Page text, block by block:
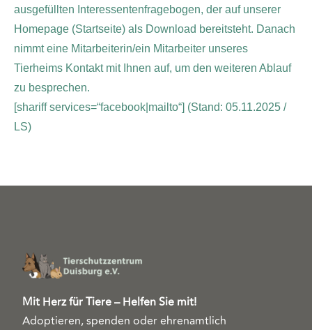
ausgefüllten Interessentenfragebogen, der auf unserer
Homepage (Startseite) als Download bereitsteht. Danach
nimmt eine Mitarbeiterin/ein Mitarbeiter unseres
Tierheims Kontakt mit Ihnen auf, um den weiteren Ablauf
zu besprechen.
[shariff services=“facebook|mailto“] (Stand: 05.11.2025 /
LS)
Mit Herz für Tiere – Helfen Sie mit!
Adoptieren, spenden oder ehrenamtlich